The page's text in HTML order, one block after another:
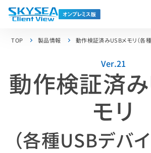
TOP 製品情報 動作検証済みUSBメモリ（各
Ver.21
動作検証済
モリ
（各種USBデバ